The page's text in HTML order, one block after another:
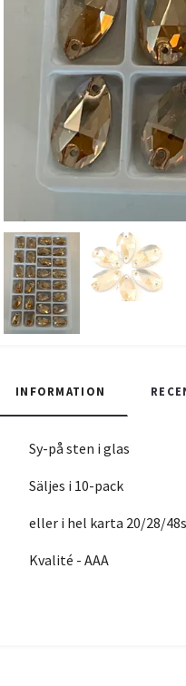
INFORMATION
Sy-på sten i glas
Säljes i 10-pack
eller i hel karta 20/28/
Kvalité - AAA